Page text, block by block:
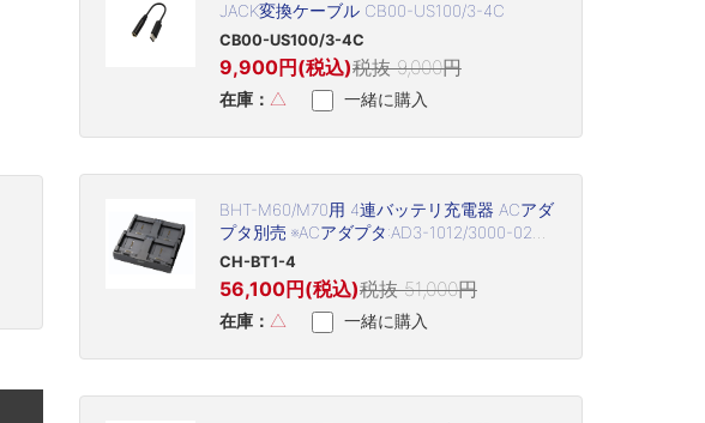
JACK変換ケーブル CB00-US100/3-4C
CB00-US100/3-4C
9,900円(税込)税抜 9,000円
在庫： △ 一緒に購入
BHT-M60/M70用 4連バッテリ充電器 ACアダ
プタ別売 ※ACアダプタ:AD3-1012/3000-02
CH-BT1-4
CH-BT1-4
56,100円(税込)税抜 51,000円
在庫： △ 一緒に購入